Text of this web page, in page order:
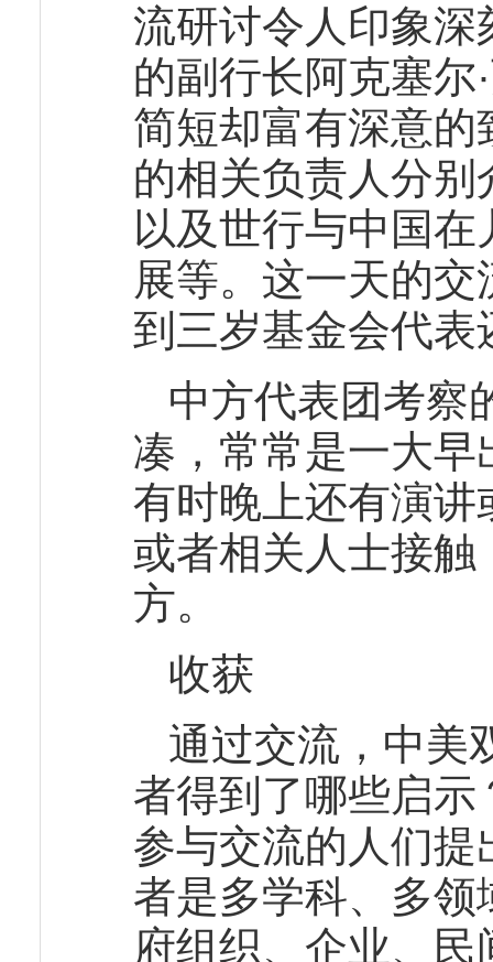
流研讨令人印象
的副行长阿克塞尔
简短却富有深意
的相关负责人分
以及世行与中国
展等。这一天的
到三岁基金会代
中方代表团考察
凑，常常是一大
有时晚上还有演
或者相关人士接
方。
收获
通过交流，中美
者得到了哪些启
参与交流的人们
者是多学科、多
府组织、企业、